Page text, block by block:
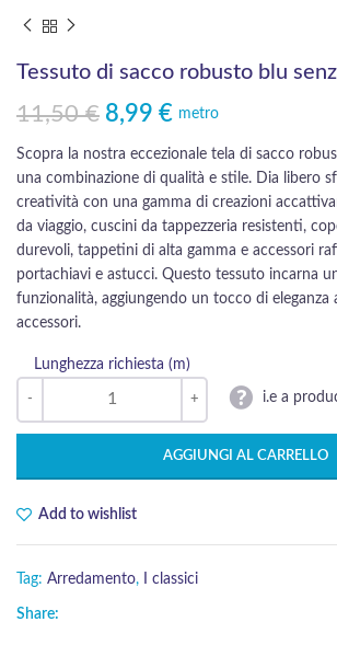
Tessuto di sacco robusto blu
11,50€
Il prezzo originale era: 11,50 €.
8,99 €
Il prezzo attuale è: 8,99 €.metro
Scopra la nostra eccezionale tela di sacco
una combinazione di qualità e stile. Dia libero
creatività con una gamma di creazioni
da viaggio, cuscini da tappezzeria resistenti,
durevoli, tappetini di alta gamma e accessori
portachiavi e astucci. Questo tessuto incarna
funzionalità, aggiungendo un tocco di eleganza
accessori.
Lunghezza richiesta (m)
i.e a
AGGIUNGI AL CARRELLO
Add to wishlist
Tag: Arredamento, I classici
Share: